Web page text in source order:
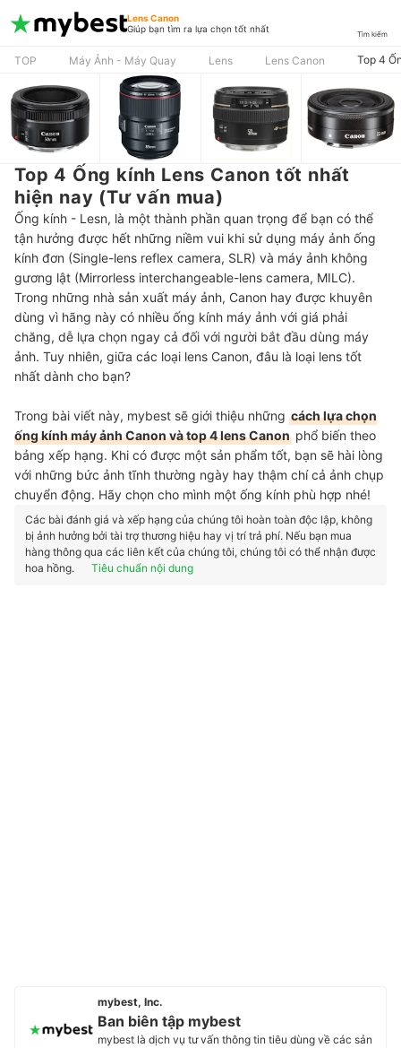
Lens Canon
Giúp bạn tìm ra lựa chọn tốt nhất
Tìm kiếm
TOP Máy Ảnh - Máy Quay Lens Lens Canon Top 4
Top 4 Ống kính Lens Canon tốt nhất
hiện nay (Tư vấn mua)
Ống kính - Lesn, là một thành phần quan trọng để bạn có thể
tận hưởng được hết những niềm vui khi sử dụng máy ảnh ống
kính đơn (Single-lens reflex camera, SLR) và máy ảnh không
gương lật (Mirrorless interchangeable-lens camera, MILC).
Trong những nhà sản xuất máy ảnh, Canon hay được khuyên
dùng vì hãng này có nhiều ống kính máy ảnh với giá phải
chăng, dễ lựa chọn ngay cả đối với người bắt đầu dùng máy
ảnh. Tuy nhiên, giữa các loại lens Canon, đâu là loại lens tốt
nhất dành cho bạn?
Trong bài viết này, mybest sẽ giới thiệu những cách lựa chọn
ống kính máy ảnh Canon và top 4 lens Canon phổ biến theo
bảng xếp hạng. Khi có được một sản phẩm tốt, bạn sẽ hài lòng
với những bức ảnh tĩnh thường ngày hay thậm chí cả ảnh chụp
chuyển động. Hãy chọn cho mình một ống kính phù hợp nhé!
Các bài đánh giá và xếp hạng của chúng tôi hoàn toàn độc lập, không
bị ảnh hưởng bởi tài trợ thương hiệu hay vị trí trả phí. Nếu bạn mua
hàng thông qua các liên kết của chúng tôi, chúng tôi có thể nhận được
hoa hồng.
Tiêu chuẩn nội dung
mybest, Inc.
Ban biên tập mybest
mybest là dịch vụ tư vấn thông tin tiêu dùng về các sản